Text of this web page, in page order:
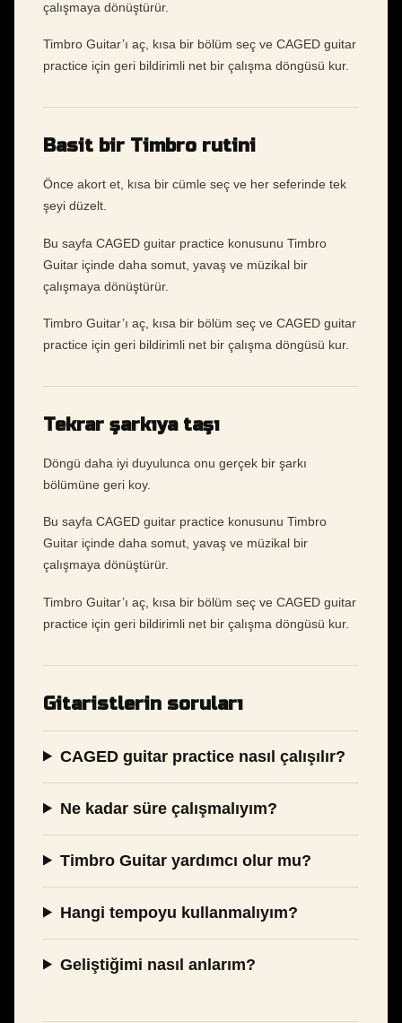
çalışmaya dönüştürür.
Timbro Guitar’ı aç, kısa bir bölüm seç ve CAGED guitar
practice için geri bildirimli net bir çalışma döngüsü kur.
Basit bir Timbro rutini
Önce akort et, kısa bir cümle seç ve her seferinde tek
şeyi düzelt.
Bu sayfa CAGED guitar practice konusunu Timbro
Guitar içinde daha somut, yavaş ve müzikal bir
çalışmaya dönüştürür.
Timbro Guitar’ı aç, kısa bir bölüm seç ve CAGED guitar
practice için geri bildirimli net bir çalışma döngüsü kur.
Tekrar şarkıya taşı
Döngü daha iyi duyulunca onu gerçek bir şarkı
bölümüne geri koy.
Bu sayfa CAGED guitar practice konusunu Timbro
Guitar içinde daha somut, yavaş ve müzikal bir
çalışmaya dönüştürür.
Timbro Guitar’ı aç, kısa bir bölüm seç ve CAGED guitar
practice için geri bildirimli net bir çalışma döngüsü kur.
Gitaristlerin soruları
CAGED guitar practice nasıl çalışılır?
Ne kadar süre çalışmalıyım?
Timbro Guitar yardımcı olur mu?
Hangi tempoyu kullanmalıyım?
Geliştiğimi nasıl anlarım?